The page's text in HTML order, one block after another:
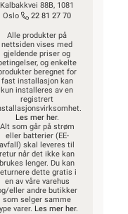
Kalbakkvei 88B, 1081
Oslo
22 81 27 70
Alle produkter på
nettsiden vises med
gjeldende priser og
og enkelte
beregnet for
fast installasjon kan
kun installeres av en
registrert
Les mer her.
Alt som går på strøm
eller batterier (EE-
avfall) skal leveres til
retur når det ikke kan
brukes lenger. Du kan
dette gratis i
en av våre varehus
eller andre butikker
som selger samme
varer. Les mer her.